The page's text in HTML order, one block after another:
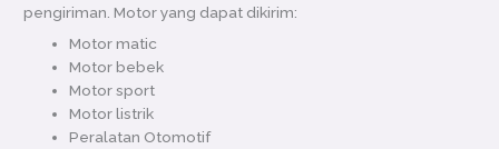
pengiriman. Motor yang dapat dikirim:
Motor matic
Motor bebek
Motor sport
Motor listrik
Peralatan Otomotif